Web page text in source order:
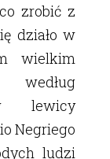
zrobić z
działo w
wielkim
według
lewicy
Negriego
ludzi